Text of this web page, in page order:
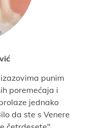
punim
poremećaja i
jednako
da ste s Venere